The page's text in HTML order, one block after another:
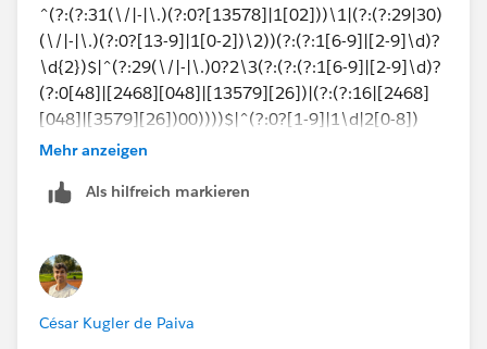
^(?:(?:31(\/|-|\.)(?:0?[13578]|1[02]))\1|(?:(?:29|30)
(\/|-|\.)(?:0?[13-9]|1[0-2])\2))(?:(?:1[6-9]|[2-9]\d)?
\d{2})$|^(?:29(\/|-|\.)0?2\3(?:(?:(?:1[6-9]|[2-9]\d)?
(?:0[48]|[2468][048]|[13579][26])|(?:(?:16|[2468]
[048]|[3579][26])00))))$|^(?:0?[1-9]|1\d|2[0-8])
(\/|-|\.)(?:(?:0?[1-9])|(?:1[0-2]))\4(?:(?:1[6-9]|[2-
This wil check the months that have 31 days, and also
Mehr anzeigen
Als hilfreich markieren
César Kugler de Paiva